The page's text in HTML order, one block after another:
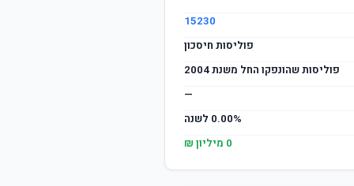
15230
פוליסות חיסכון
פוליסות שהונפקו החל משנת 2004
—
0.00% לשנה
0 מיליון ₪